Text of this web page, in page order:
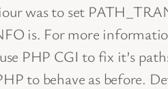
was to set
is. For more
PHP CGI to fix it’s
to behave as before.